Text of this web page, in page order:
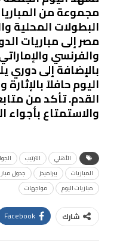
مجموعة من
البطولات المحلية
مصر إلى مباريات
والفرنسي
بالإضافة إلى دوري
اليوم حافلاً
القدم. تأكد من
والاستمتاع بأجواء
الأهلي الترتيب
المباريات
بيراميدز جدول
مباريات اليوم
مواجهات
شارك Facebook